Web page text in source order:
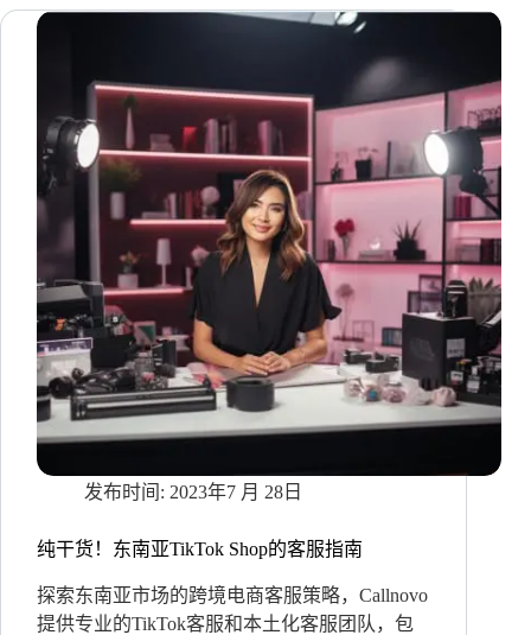
一
家
宠
物
企
业
的
出
海
历
险，
迎
了
转！
2023年7 月 28日
纯干货！东南亚TikTok Shop的客服指南
探索东南亚市场的跨境电商客服策略，Callnovo
提供专业的TikTok客服和本土化客服团队，包